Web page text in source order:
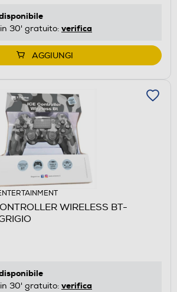
30' gratuito: verifica
AGGIUNGI
WIRELESS BT-
30' gratuito: verifica